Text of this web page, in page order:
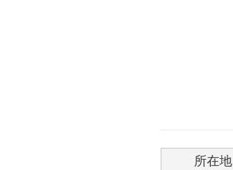
所在地